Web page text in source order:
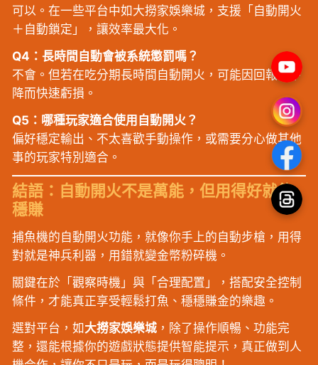
可以。在一些平台中如大撈家娛樂城，支援「自動開火
＋自動鎖定」，讓效率最大化。
Q4：長時間自動會被系統懲罰嗎？
不會。但若在吃分期長時間自動開火，可能因回報率下
降而快速虧損。
Q5：哪種玩家適合使用自動開火？
偏好穩定輸出、不太喜歡手動操作，或需要分心做其他
事的玩家特別適合。
結語：自動開火不是萬能，但用得好就能
穩賺
捕魚機的自動開火功能，就像你手上的自動步槍，用得
對就是神兵利器，用錯就變金幣粉碎機。
關鍵在於「觀察時機」與「合理配置」，搭配安全控制
條件，才能真正享受輕鬆打魚、穩穩賺金的樂趣。
選對平台，如大撈家娛樂城，除了操作順暢、功能完
整，還能根據你的遊戲狀態提供智能提示，真正做到人